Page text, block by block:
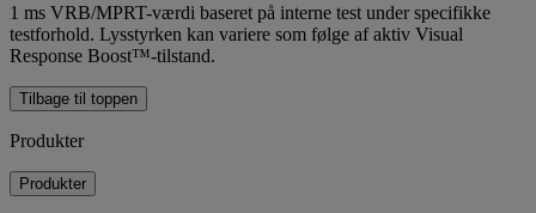
1 ms VRB/MPRT-værdi baseret på interne test under specifikke
testforhold. Lysstyrken kan variere som følge af aktiv Visual
Response Boost™-tilstand.
Tilbage til toppen
Produkter
Produkter